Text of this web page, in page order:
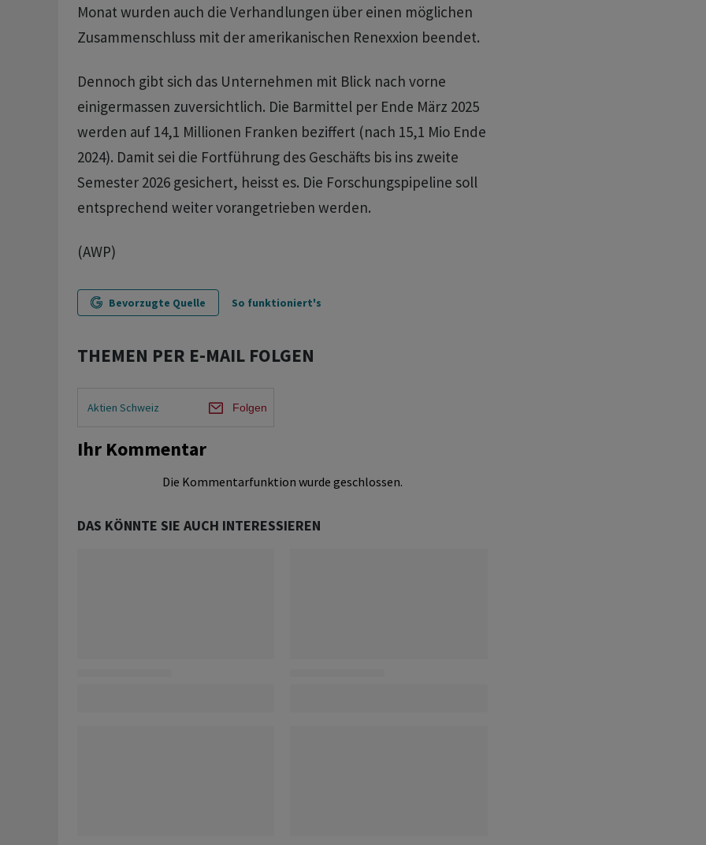
Monat wurden auch die Verhandlungen über einen möglichen
Zusammenschluss mit der amerikanischen Renexxion beendet.
Dennoch gibt sich das Unternehmen mit Blick nach vorne
einigermassen zuversichtlich. Die Barmittel per Ende März 2025
werden auf 14,1 Millionen Franken beziffert (nach 15,1 Mio Ende
2024). Damit sei die Fortführung des Geschäfts bis ins zweite
Semester 2026 gesichert, heisst es. Die Forschungspipeline soll
entsprechend weiter vorangetrieben werden.
(AWP)
Bevorzugte Quelle So funktioniert's
THEMEN PER E-MAIL FOLGEN
Aktien Schweiz Folgen
Ihr Kommentar
Die Kommentarfunktion wurde geschlossen.
DAS KÖNNTE SIE AUCH INTERESSIEREN